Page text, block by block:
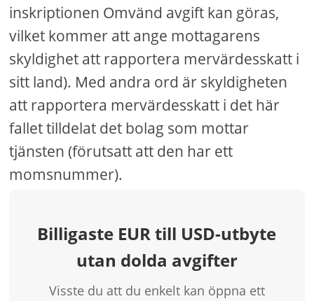
inskriptionen Omvänd avgift kan göras,
vilket kommer att ange mottagarens
skyldighet att rapportera mervärdesskatt i
sitt land). Med andra ord är skyldigheten
att rapportera mervärdesskatt i det här
fallet tilldelat det bolag som mottar
tjänsten (förutsatt att den har ett
momsnummer).
Billigaste EUR till USD-utbyte
utan dolda avgifter
Visste du att du enkelt kan öppna ett